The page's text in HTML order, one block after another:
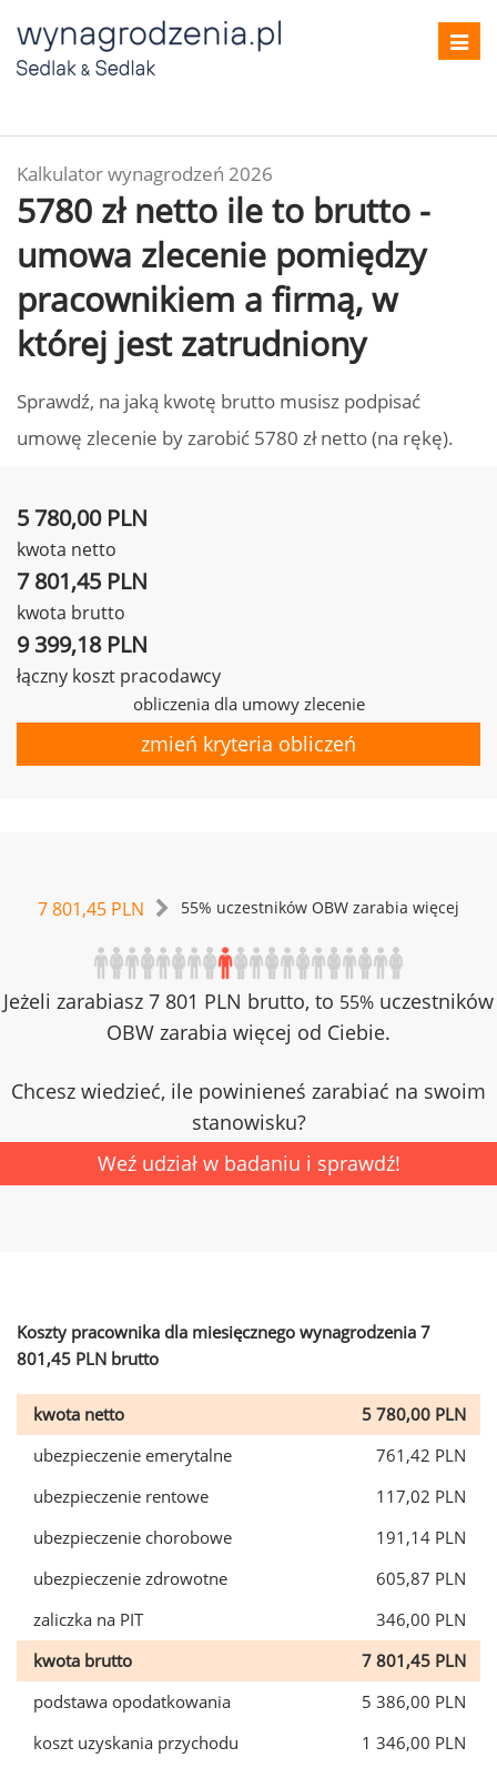
Kalkulator wynagrodzeń 2026
5780 zł netto ile to brutto -
umowa zlecenie pomiędzy
pracownikiem a firmą, w
której jest zatrudniony
Sprawdź, na jaką kwotę brutto musisz podpisać
umowę zlecenie by zarobić 5780 zł netto (na rękę).
5 780,00 PLN
kwota netto
7 801,45 PLN
kwota brutto
9 399,18 PLN
łączny koszt pracodawcy
obliczenia dla umowy zlecenie
zmień kryteria obliczeń
7 801,45 PLN 55% uczestników OBW zarabia więcej
Jeżeli zarabiasz 7 801 PLN brutto, to 55% uczestników
OBW zarabia więcej od Ciebie.
Chcesz wiedzieć, ile powinieneś zarabiać na swoim
stanowisku?
Weź udział w badaniu i sprawdź!
Koszty pracownika dla miesięcznego wynagrodzenia 7
801,45 PLN brutto
kwota netto
5 780,00 PLN
ubezpieczenie emerytalne
761,42 PLN
ubezpieczenie rentowe
117,02 PLN
ubezpieczenie chorobowe
191,14 PLN
ubezpieczenie zdrowotne
605,87 PLN
zaliczka na PIT
346,00 PLN
kwota brutto
7 801,45 PLN
podstawa opodatkowania
5 386,00 PLN
koszt uzyskania przychodu
1 346,00 PLN